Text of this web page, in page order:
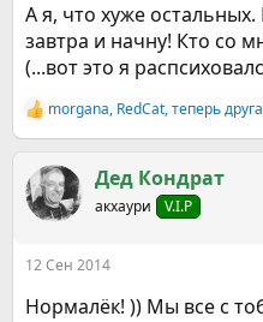
А я, что хуже остальных.
завтра и начну! Кто со
(...вот это я
Р
е
к
ц
и
morgana, RedCat,теперь
Дед Кондрат
акхаури V.I.P
12 Сен 2014
Нормалёк! )) Мы все с